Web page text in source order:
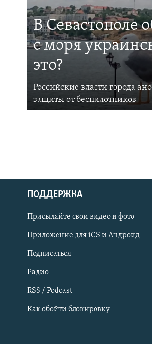
Українською
Qırımtatar
ПРИСОЕДИНЯЙТЕСЬ!
В Севастополе
с моря
это?
Российские власти города
защиты от беспилотников
ПОДДЕРЖКА
Присылайте свои видео и фото
Приложение для iOS и Андроид
Подписаться
Радио
RSS / Podcast
Как обойти блокировку